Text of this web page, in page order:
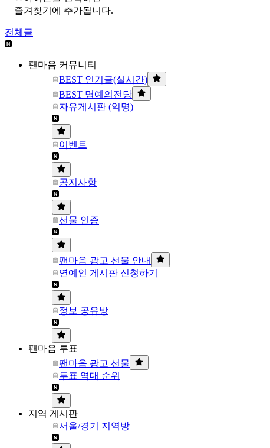
즐겨찾기에 추가됩니다.
전체글
팬마음 커뮤니티
BEST 인기글(실시간)
BEST 명예의전당
자유게시판 (익명)
이벤트
공지사항
선물 인증
팬마음 광고 선물 안내
연예인 게시판 신청하기
정보 공유방
팬마음 투표
팬마음 광고 선물
투표 역대 순위
지역 게시판
서울/경기 지역방